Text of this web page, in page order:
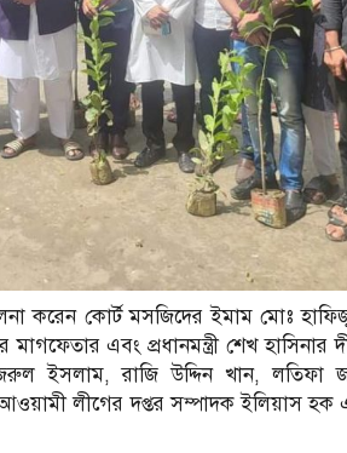
করেন কোর্ট মসজিদের ইমাম মোঃ
এবং প্রধানমন্ত্রী শেখ হাসিনার
ইসলাম, রাজি উদ্দিন খান, লতিফা
লীগের দপ্তর সম্পাদক ইলিয়াস হক